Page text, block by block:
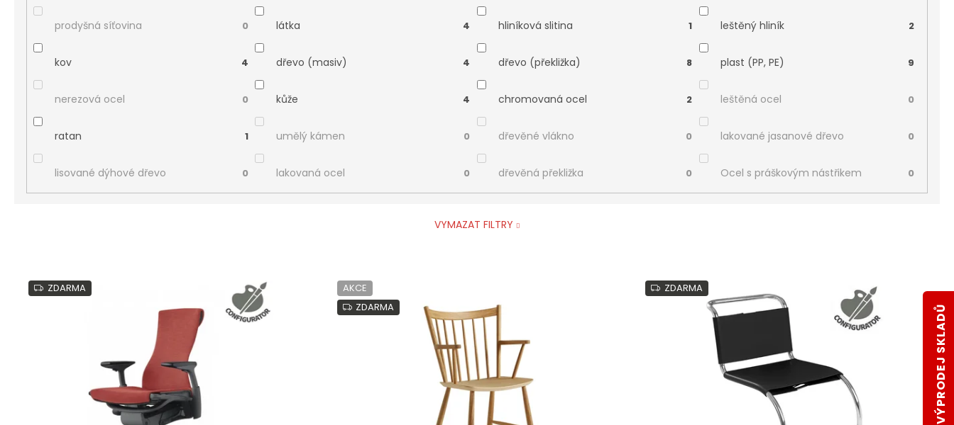
prodyšná síťovina 0 látka 4 hliníková slitina 1 leštěný hliník 2
kov 4 dřevo (masiv) 4 dřevo (překližka) 8 plast (PP, PE) 9
nerezová ocel 0 kůže 4 chromovaná ocel 2 leštěná ocel 0
ratan 1 umělý kámen 0 dřevěné vlákno 0 lakované jasanové dřevo 0
lisované dýhové dřevo 0 lakovaná ocel 0 dřevěná překližka 0 Ocel s práškovým nástřikem 0
VYMAZAT FILTRY
ZDARMA
AKCE
ZDARMA
ZDARMA
VÝPRODEJ SKLADŮ